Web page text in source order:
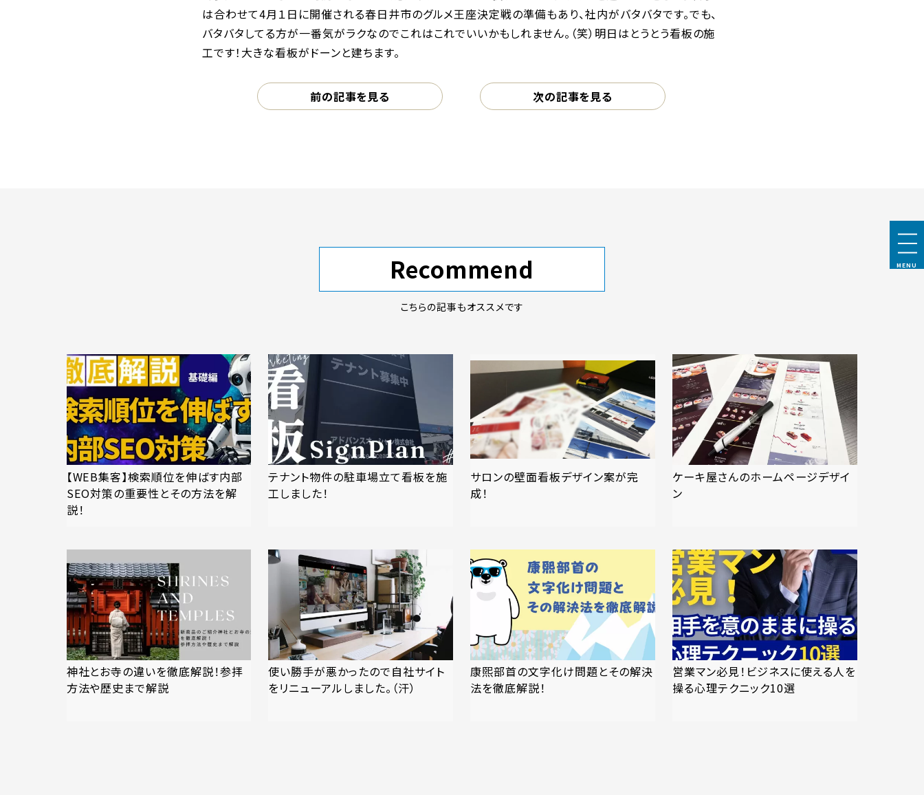
は合わせて4月１日に開催される春日井市のグルメ王座決定戦の準備もあり、社内がバタバタです。でも、
バタバタしてる方が一番気がラクなのでこれはこれでいいかもしれません。（笑）明日はとうとう看板の施
工です！大きな看板がドーンと建ちます。
前の記事を見る 次の記事を見る
Recommend
こちらの記事もオススメです
【WEB集客】検索順位を伸ばす内部
SEO対策の重要性とその方法を解
説！
テナント物件の駐車場立て看板を施
工しました！
サロンの壁面看板デザイン案が完
成！
ケーキ屋さんのホームページデザイ
ン
神社とお寺の違いを徹底解説！参拝
方法や歴史まで解説
使い勝手が悪かったので自社サイト
をリニューアルしました。（汗）
康煕部首の文字化け問題とその解決
法を徹底解説！
営業マン必見！ビジネスに使える人を
操る心理テクニック10選
MENU